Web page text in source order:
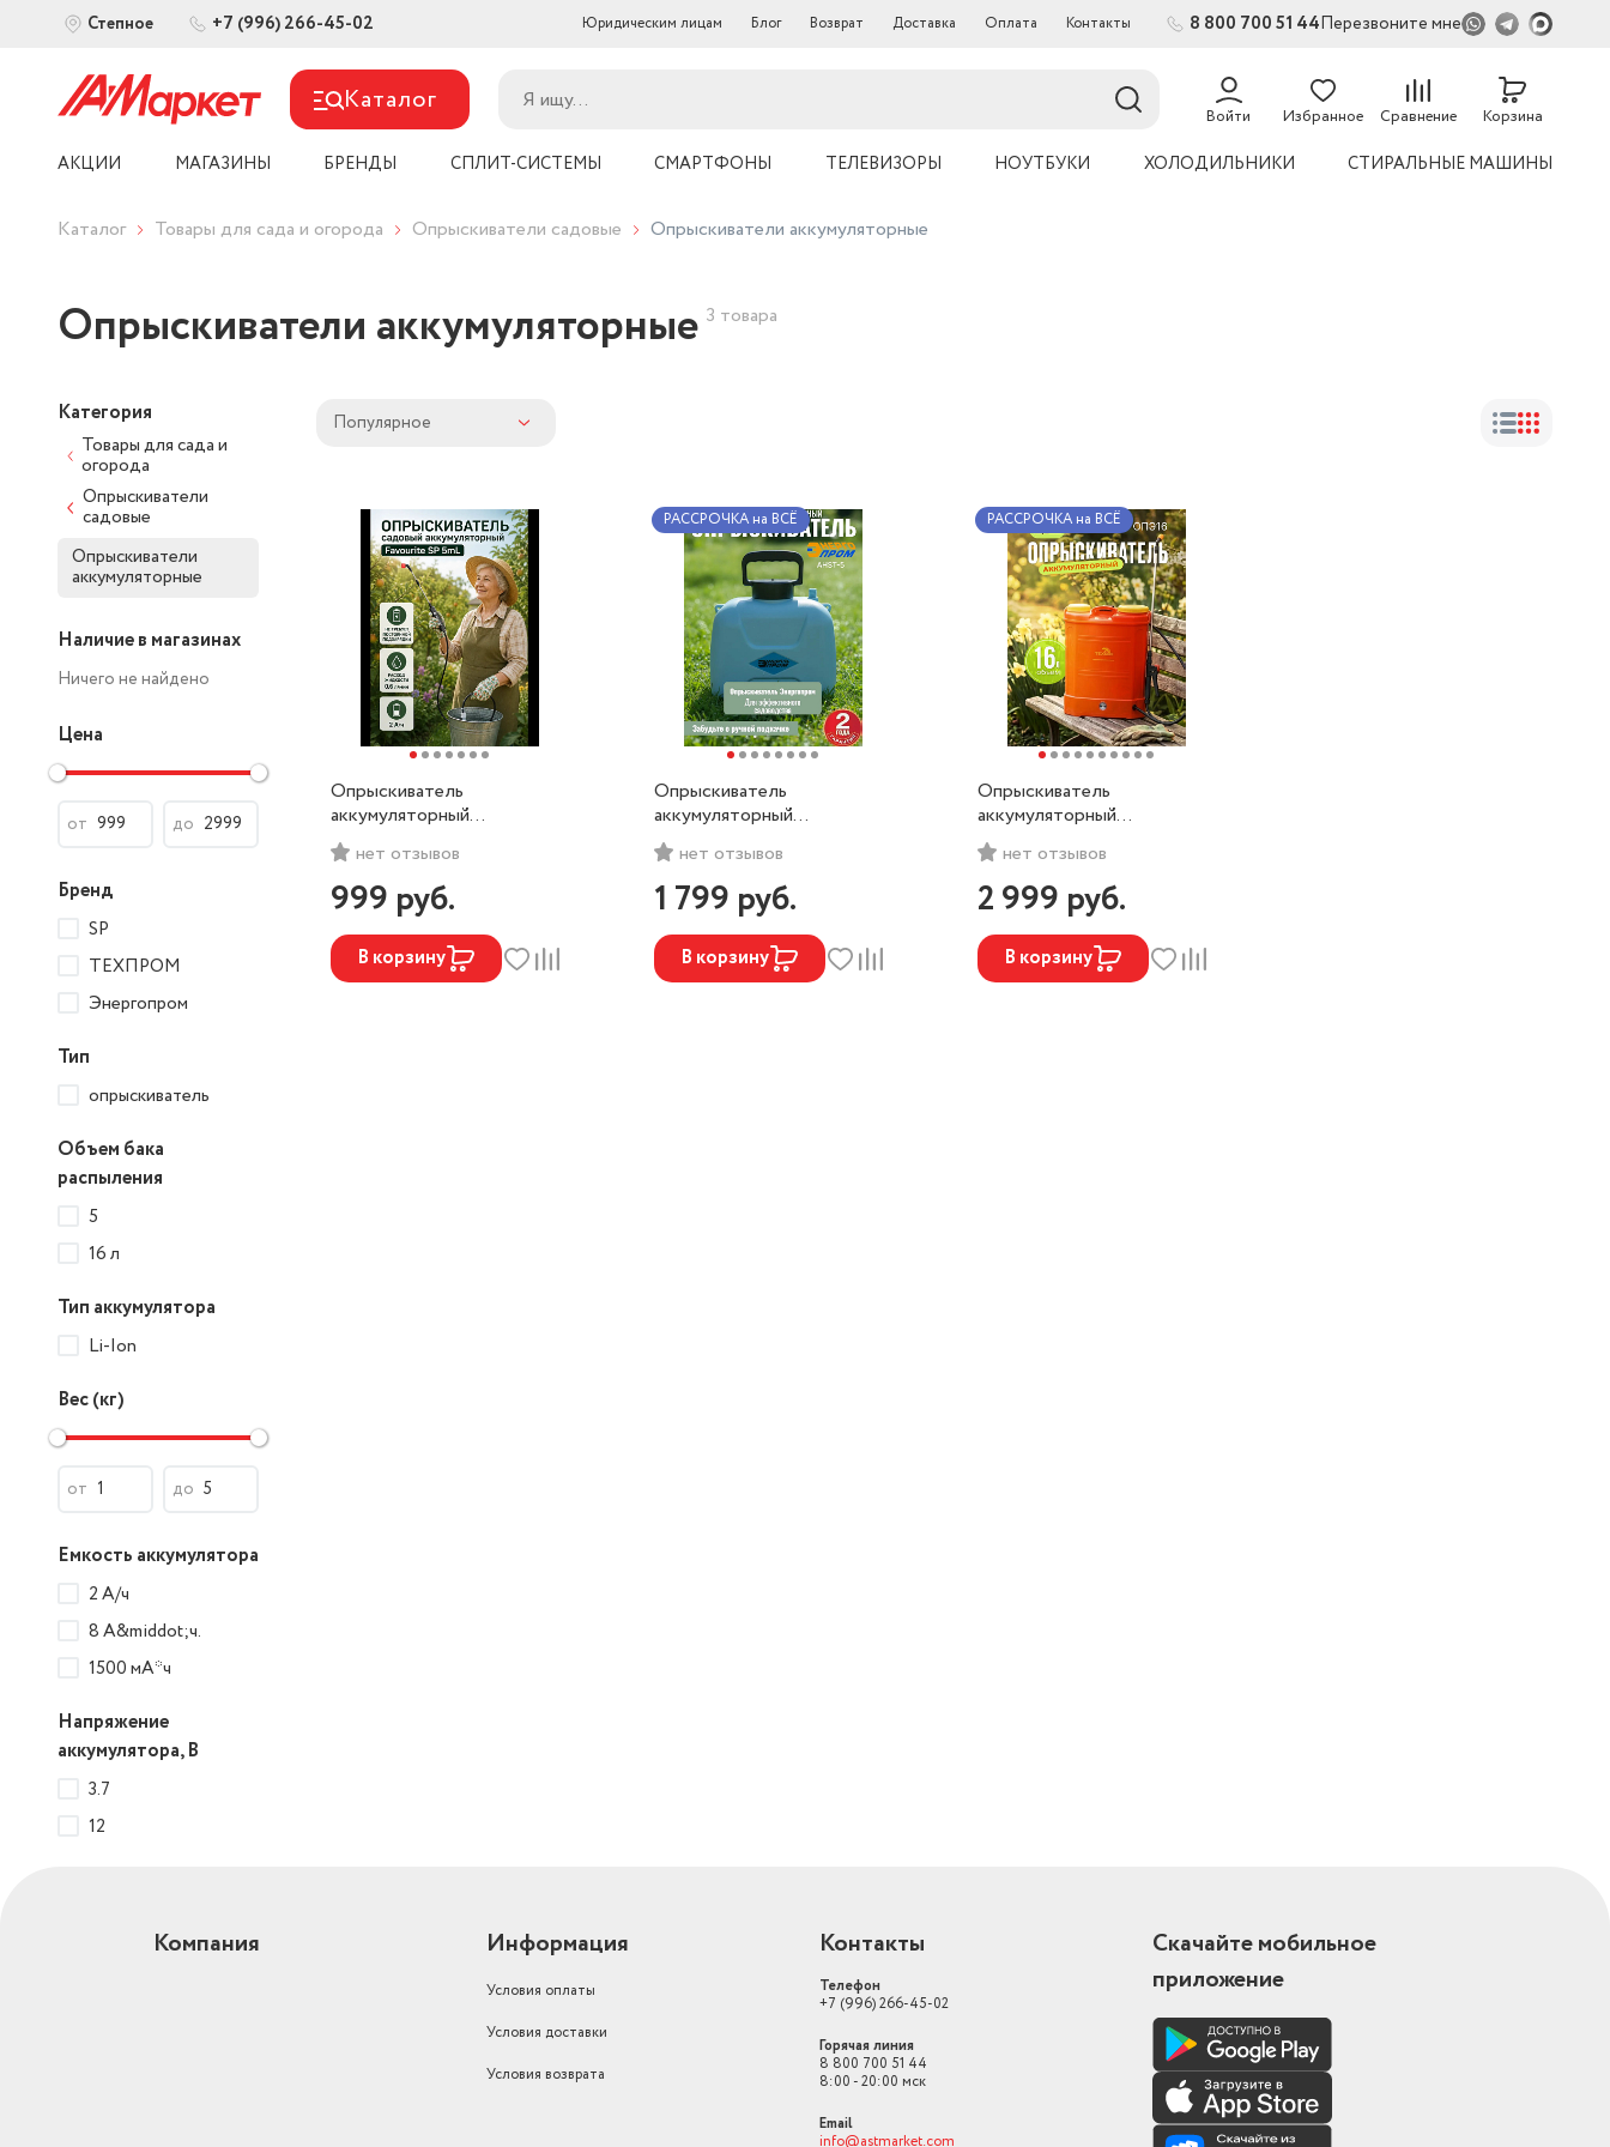
Степное +7 (996) 266-45-02 Юридическим лицам Блог Возврат Доставка Оплата Контакты 8 800 700 51 44Перезвоните мне
Каталог Войти Избранное Сравнение Корзина
АКЦИИ МАГАЗИНЫ БРЕНДЫ СПЛИТ-СИСТЕМЫ СМАРТФОНЫ ТЕЛЕВИЗОРЫ НОУТБУКИ ХОЛОДИЛЬНИКИ СТИРАЛЬНЫЕ МАШИНЫ
Каталог Товары для сада и огорода Опрыскиватели садовые Опрыскиватели аккумуляторные
Опрыскиватели аккумуляторные 3 товара
Категория
Товары для сада и
огорода
Опрыскиватели
садовые
Опрыскиватели
аккумуляторные
Наличие в магазинах
Ничего не найдено
Цена
от до
Бренд
SP
ТЕХПРОМ
Энергопром
Тип
опрыскиватель
Объем бака
распыления
5
16 л
Тип аккумулятора
Li-Ion
Вес (кг)
от до
Емкость аккумулятора
2 А/ч
8 А&middot;ч.
1500 мА*ч
Напряжение
аккумулятора, В
3.7
12
Популярное
Опрыскиватель
аккумуляторный
FAVOURITE SP 5mL, 5м,
Li-ionнет отзывов
999 руб.
В корзину
Опрыскиватель
аккумуляторный
Энергопром AHST-5
нет отзывов
1 799 руб.
В корзину
РАССРОЧКА на ВСЁ
Опрыскиватель
аккумуляторный
ТЕХПРОМ ОПЭ16 (16
литров)
нет отзывов
2 999 руб.
В корзину
РАССРОЧКА на ВСЁ
Компания Информация
Условия оплаты
Условия доставки
Условия возврата
Контакты
Телефон
+7 (996) 266-45-02
Горячая линия
8 800 700 51 44
8:00 - 20:00 мск
Email
info@astmarket.com
Скачайте мобильное
приложение